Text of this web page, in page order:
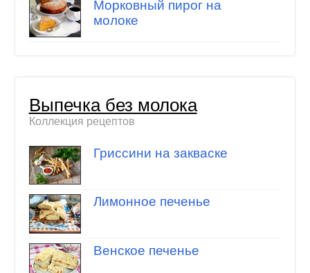
Морковный пирог на
молоке
Выпечка без молока
Коллекция рецептов
Гриссини на закваске
Лимонное печенье
Венское печенье